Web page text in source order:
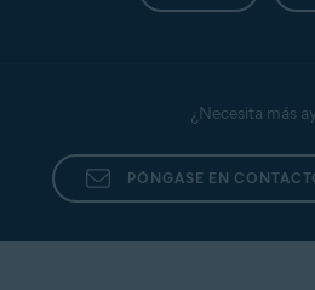
¿Necesita más
PÓNGASE EN